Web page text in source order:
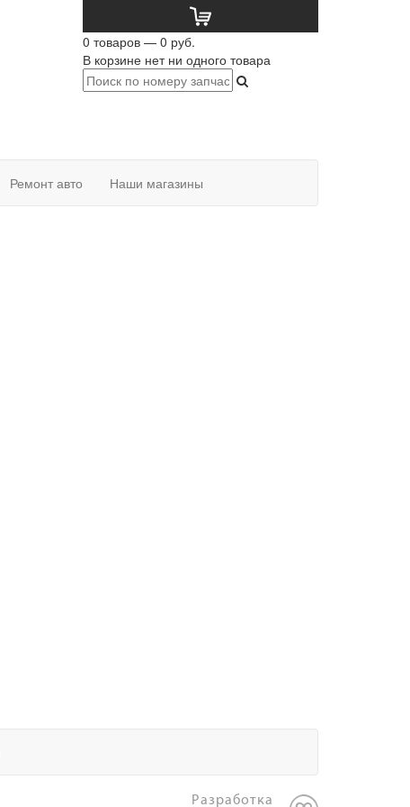
0 товаров — 0 руб.
В корзине нет ни одного товара
Ремонт авто Наши магазины
Разработка